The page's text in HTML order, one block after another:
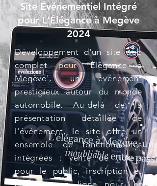
Site Événementiel Intégré
pour L'Élégance à Megève
2024
Développement d'un site web
complet pour 'Élégance à
Megève', un événement
prestigieux autour du monde
automobile. Au-delà de la
présentation détaillée de
l'événement, le site offre un
ensemble de fonctionnalités
intégrées : vente de tickets
pour le public, inscription et
paiement en ligne pour les